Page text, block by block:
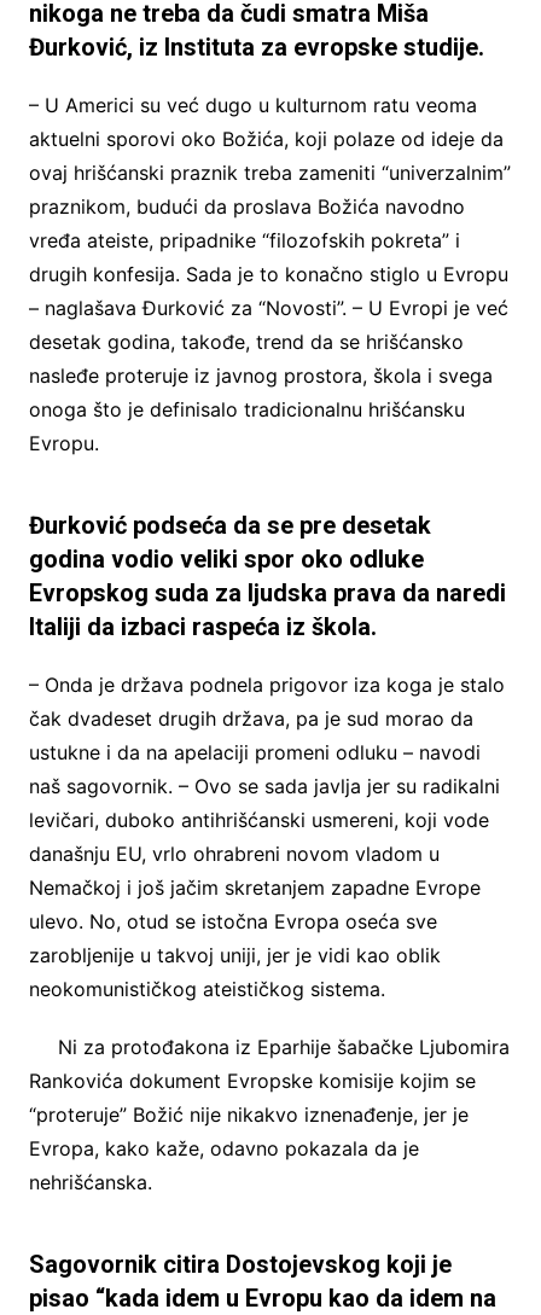
nikoga ne treba da čudi smatra Miša
Đurković, iz Instituta za evropske studije.
– U Americi su već dugo u kulturnom ratu veoma
aktuelni sporovi oko Božića, koji polaze od ideje da
ovaj hrišćanski praznik treba zameniti “univerzalnim”
praznikom, budući da proslava Božića navodno
vređa ateiste, pripadnike “filozofskih pokreta” i
drugih konfesija. Sada je to konačno stiglo u Evropu
– naglašava Đurković za “Novosti”. – U Evropi je već
desetak godina, takođe, trend da se hrišćansko
nasleđe proteruje iz javnog prostora, škola i svega
onoga što je definisalo tradicionalnu hrišćansku
Evropu.
Đurković podseća da se pre desetak
godina vodio veliki spor oko odluke
Evropskog suda za ljudska prava da naredi
Italiji da izbaci raspeća iz škola.
– Onda je država podnela prigovor iza koga je stalo
čak dvadeset drugih država, pa je sud morao da
ustukne i da na apelaciji promeni odluku – navodi
naš sagovornik. – Ovo se sada javlja jer su radikalni
levičari, duboko antihrišćanski usmereni, koji vode
današnju EU, vrlo ohrabreni novom vladom u
Nemačkoj i još jačim skretanjem zapadne Evrope
ulevo. No, otud se istočna Evropa oseća sve
zarobljenije u takvoj uniji, jer je vidi kao oblik
neokomunističkog ateističkog sistema.
Ni za protođakona iz Eparhije šabačke Ljubomira
Rankovića dokument Evropske komisije kojim se
“proteruje” Božić nije nikakvo iznenađenje, jer je
Evropa, kako kaže, odavno pokazala da je
nehrišćanska.
Sagovornik citira Dostojevskog koji je
pisao “kada idem u Evropu kao da idem na